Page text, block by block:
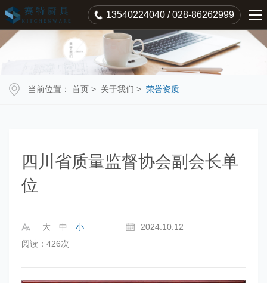
13540224040 / 028-86262999
当前位置： 首页 > 关于我们 > 荣誉资质
四川省质量监督协会副会长单
位
大 中 小
2024.10.12
阅读：426次